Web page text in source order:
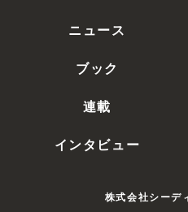
ニュース
ブック
連載
インタビュー
株式会社シーデ